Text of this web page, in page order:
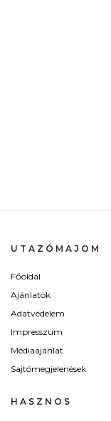
UTAZÓMAJOM
Főoldal
Ajánlatok
Adatvédelem
Impresszum
Médiaajánlat
Sajtómegjelenések
HASZNOS